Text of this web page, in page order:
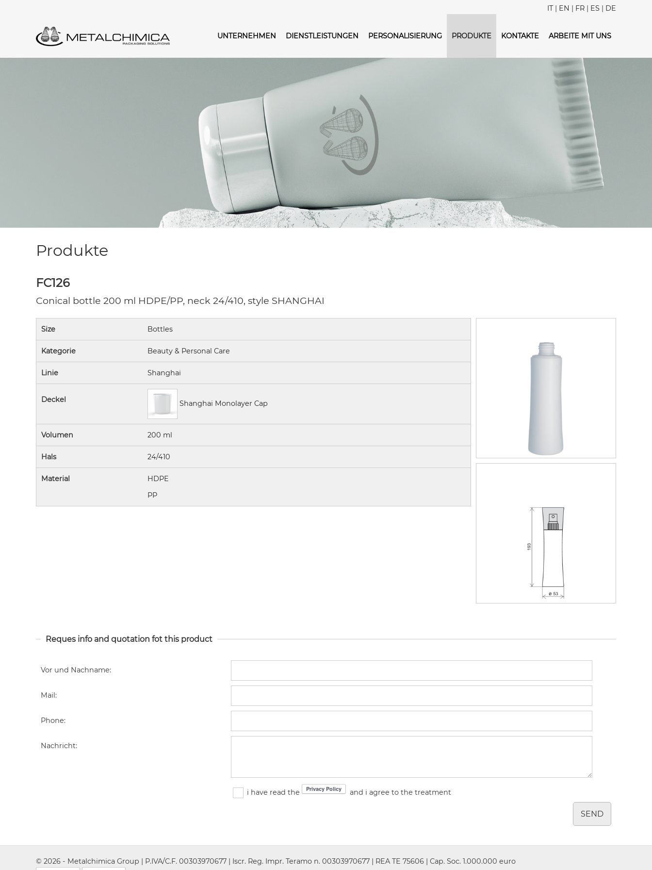
IT| EN | FR | ES | DE
UNTERNEHMEN DIENSTLEISTUNGEN PERSONALISIERUNG PRODUKTE KONTAKTE ARBEITE MIT UNS
Produkte
FC126
Conical bottle 200 ml HDPE/PP, neck 24/410, style SHANGHAI
Size Bottles
Kategorie Beauty & Personal Care
Linie Shanghai
Deckel Shanghai Monolayer Cap
Volumen 200 ml
Hals 24/410
Material
HDPE
PP
Reques info and quotation fot this product
Vor und Nachname:
Mail:
Phone:
Nachricht:
i have read the and i agree to the treatment
SEND
© 2026 - Metalchimica Group | P.IVA/C.F. 00303970677 | Iscr. Reg. Impr. Teramo n. 00303970677 | REA TE 75606 | Cap. Soc. 1.000.000 euro